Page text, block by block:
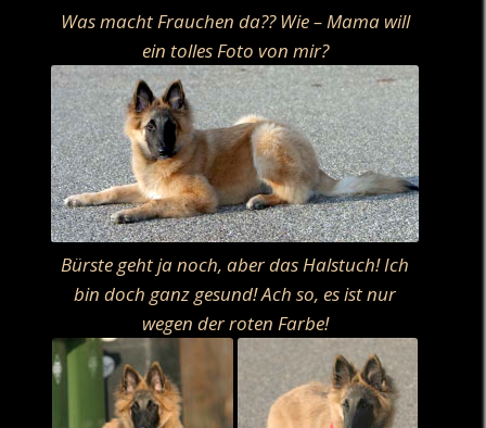
Was macht Frauchen da?? Wie – Mama will
ein tolles Foto von mir?
Bürste geht ja noch, aber das Halstuch! Ich
bin doch ganz gesund! Ach so, es ist nur
wegen der roten Farbe!